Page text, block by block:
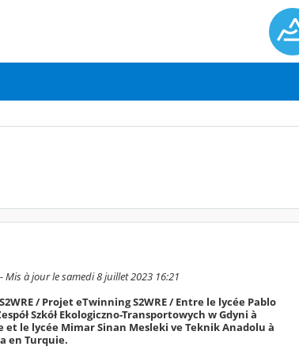
à jour le samedi 8 juillet 2023 16:21
/ Projet eTwinning S2WRE / Entre le lycée Pablo
Szkół Ekologiczno-Transportowych w Gdyni à
et le lycée Mimar Sinan Mesleki ve Teknik Anadolu à
en Turquie.